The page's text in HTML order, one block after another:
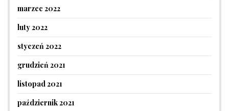
marzec 2022
luty 2022
styczeń 2022
grudzień 2021
listopad 2021
październik 2021